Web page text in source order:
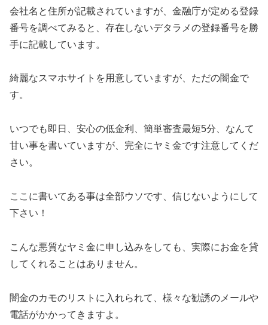
会社名と住所が記載されていますが、金融庁が定める登録
番号を調べてみると、存在しないデタラメの登録番号を勝
手に記載しています。
綺麗なスマホサイトを用意していますが、ただの闇金で
す。
いつでも即日、安心の低金利、簡単審査最短5分、なんて
甘い事を書いていますが、完全にヤミ金です注意してくだ
さい。
ここに書いてある事は全部ウソです、信じないようにして
下さい！
こんな悪質なヤミ金に申し込みをしても、実際にお金を貸
してくれることはありません。
闇金のカモのリストに入れられて、様々な勧誘のメールや
電話がかかってきますよ。